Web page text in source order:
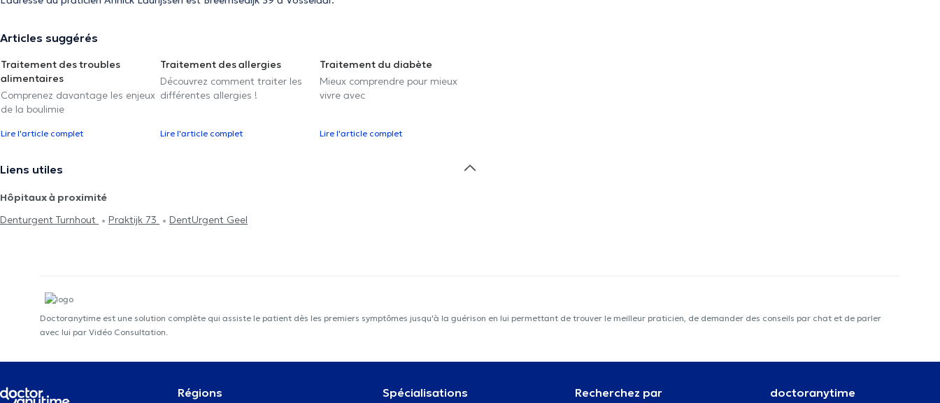
Articles suggérés
Traitement des troubles
alimentaires
Comprenez davantage les enjeux
de la boulimie
Lire l'article complet
Traitement des allergies
Découvrez comment traiter les
différentes allergies !
Lire l'article complet
Traitement du diabète
Mieux comprendre pour mieux
vivre avec
Lire l'article complet
Liens utiles
Hôpitaux à proximité
Denturgent Turnhout
Praktijk 73 DentUrgent Geel
Doctoranytime est une solution complète qui assiste le patient dès les premiers symptômes jusqu'à la guérison en lui permettant de trouver le meilleur praticien, de demander des conseils par chat et de parler
avec lui par Vidéo Consultation.
Régions Spécialisations Recherchez par doctoranytime